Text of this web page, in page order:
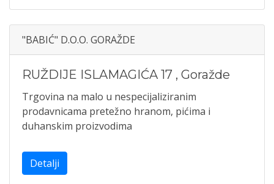
"BABIĆ" D.O.O. GORAŽDE
RUŽDIJE ISLAMAGIĆA 17 , Goražde
Trgovina na malo u nespecijaliziranim
prodavnicama pretežno hranom, pićima i
duhanskim proizvodima
Detalji